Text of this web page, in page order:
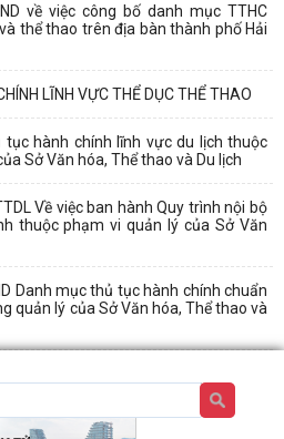
về việc công bố danh mục TTHC
thể thao trên địa bàn thành phố Hải
LĨNH VỰC THỂ DỤC THỂ THAO
hành chính lĩnh vực du lịch thuộc
Sở Văn hóa, Thể thao và Du lịch
Về việc ban hành Quy trình nội bộ
thuộc phạm vi quản lý của Sở Văn
Danh mục thủ tục hành chính chuẩn
quản lý của Sở Văn hóa, Thể thao và